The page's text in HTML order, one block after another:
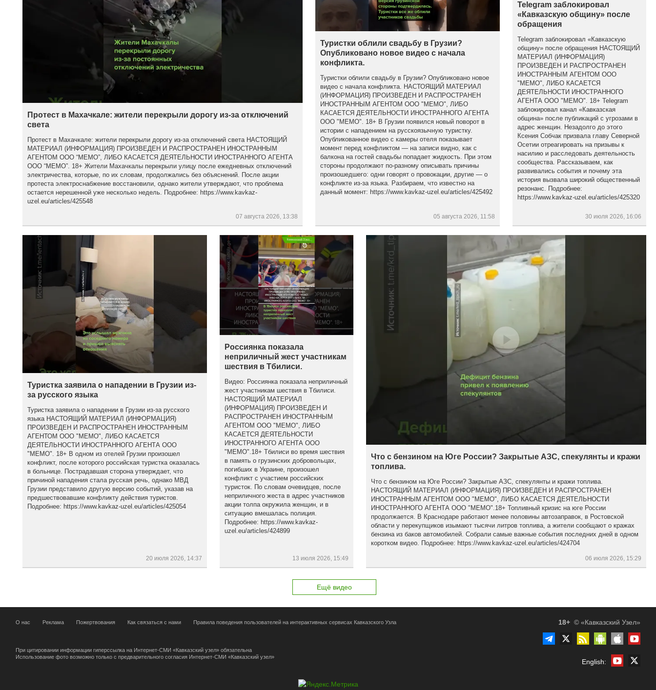
Протест в Махачкале: жители перекрыли дорогу из-за отключений
света
Протест в Махачкале: жители перекрыли дорогу из-за отключений света НАСТОЯЩИЙ
МАТЕРИАЛ (ИНФОРМАЦИЯ) ПРОИЗВЕДЕН И РАСПРОСТРАНЕН ИНОСТРАННЫМ
АГЕНТОМ ООО “МЕМО”, ЛИБО КАСАЕТСЯ ДЕЯТЕЛЬНОСТИ ИНОСТРАННОГО АГЕНТА
ООО “МЕМО”. 18+ Жители Махачкалы перекрыли улицу после ежедневных отключений
электричества, которые, по их словам, продолжались без объяснений. После акции
протеста электроснабжение восстановили, однако жители утверждают, что проблема
остается нерешенной уже несколько недель. Подробнее: https://www.kavkaz-
uzel.eu/articles/425548
07 августа 2026, 13:38
Туристки облили свадьбу в Грузии?
Опубликовано новое видео с начала
конфликта.
Туристки облили свадьбу в Грузии? Опубликовано новое
видео с начала конфликта. НАСТОЯЩИЙ МАТЕРИАЛ
(ИНФОРМАЦИЯ) ПРОИЗВЕДЕН И РАСПРОСТРАНЕН
ИНОСТРАННЫМ АГЕНТОМ ООО "МЕМО", ЛИБО
КАСАЕТСЯ ДЕЯТЕЛЬНОСТИ ИНОСТРАННОГО АГЕНТА
ООО "МЕМО". 18+ В Грузии появился новый поворот в
истории с нападением на русскоязычную туристку.
Опубликованное видео с камеры отеля показывает
момент перед конфликтом — на записи видно, как с
балкона на гостей свадьбы попадает жидкость. При этом
стороны продолжают по-разному описывать причины
произошедшего: одни говорят о провокации, другие — о
конфликте из-за языка. Разбираем, что известно на
данный момент: https://www.kavkaz-uzel.eu/articles/425492
05 августа 2026, 11:58
Telegram заблокировал
«Кавказскую общину» после
обращения
Telegram заблокировал «Кавказскую
общину» после обращения НАСТОЯЩИЙ
МАТЕРИАЛ (ИНФОРМАЦИЯ)
ПРОИЗВЕДЕН И РАСПРОСТРАНЕН
ИНОСТРАННЫМ АГЕНТОМ ООО
"МЕМО", ЛИБО КАСАЕТСЯ
ДЕЯТЕЛЬНОСТИ ИНОСТРАННОГО
АГЕНТА ООО "МЕМО". 18+ Telegram
заблокировал канал «Кавказская
община» после публикаций с угрозами в
адрес женщин. Незадолго до этого
Ксения Собчак призвала главу Северной
Осетии отреагировать на призывы к
насилию и расследовать деятельность
сообщества. Рассказываем, как
развивались события и почему эта
история вызвала широкий общественный
резонанс. Подробнее:
https://www.kavkaz-uzel.eu/articles/425320
30 июля 2026, 16:06
Туристка заявила о нападении в Грузии из-
за русского языка
Туристка заявила о нападении в Грузии из-за русского
языка НАСТОЯЩИЙ МАТЕРИАЛ (ИНФОРМАЦИЯ)
ПРОИЗВЕДЕН И РАСПРОСТРАНЕН ИНОСТРАННЫМ
АГЕНТОМ ООО "МЕМО", ЛИБО КАСАЕТСЯ
ДЕЯТЕЛЬНОСТИ ИНОСТРАННОГО АГЕНТА ООО
"МЕМО". 18+ В одном из отелей Грузии произошел
конфликт, после которого российская туристка оказалась
в больнице. Пострадавшая сторона утверждает, что
причиной нападения стала русская речь, однако МВД
Грузии представило другую версию событий, указав на
предшествовавшие конфликту действия туристов.
Подробнее: https://www.kavkaz-uzel.eu/articles/425054
20 июля 2026, 14:37
Россиянка показала
неприличный жест участникам
шествия в Тбилиси.
Видео: Россиянка показала неприличный
жест участникам шествия в Тбилиси.
НАСТОЯЩИЙ МАТЕРИАЛ
(ИНФОРМАЦИЯ) ПРОИЗВЕДЕН И
РАСПРОСТРАНЕН ИНОСТРАННЫМ
АГЕНТОМ ООО "МЕМО", ЛИБО
КАСАЕТСЯ ДЕЯТЕЛЬНОСТИ
ИНОСТРАННОГО АГЕНТА ООО
"МЕМО".18+ Тбилиси во время шествия
в память о грузинских добровольцах,
погибших в Украине, произошел
конфликт с участием российских
туристок. По словам очевидцев, после
неприличного жеста в адрес участников
акции толпа окружила женщин, и в
ситуацию вмешалась полиция.
Подробнее: https://www.kavkaz-
uzel.eu/articles/424899
13 июля 2026, 15:49
Что с бензином на Юге России? Закрытые АЗС, спекулянты и кражи
топлива.
Что с бензином на Юге России? Закрытые АЗС, спекулянты и кражи топлива.
НАСТОЯЩИЙ МАТЕРИАЛ (ИНФОРМАЦИЯ) ПРОИЗВЕДЕН И РАСПРОСТРАНЕН
ИНОСТРАННЫМ АГЕНТОМ ООО "МЕМО", ЛИБО КАСАЕТСЯ ДЕЯТЕЛЬНОСТИ
ИНОСТРАННОГО АГЕНТА ООО "МЕМО".18+ Топливный кризис на юге России
продолжается. В Краснодаре работают менее половины автозаправок, в Ростовской
области у перекупщиков изымают тысячи литров топлива, а жители сообщают о кражах
бензина из баков автомобилей. Собрали самые важные события последних дней в одном
коротком видео. Подробнее: https://www.kavkaz-uzel.eu/articles/424704
06 июля 2026, 15:29
Ещё видео
О нас Реклама Пожертвования Как связаться с нами Правила поведения пользователей на интерактивных сервисах Кавказского Узла 18+ © «Кавказский Узел»
При цитировании информации гиперссылка на Интернет-СМИ «Кавказский узел» обязательна
Использование фото возможно только с предварительного согласия Интернет-СМИ «Кавказский узел»
English: